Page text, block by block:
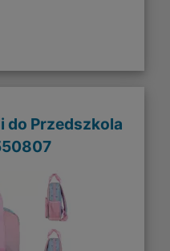
do Przedszkola